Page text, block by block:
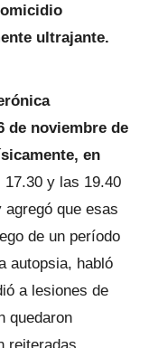
ultrajante.
de noviembre de
en
y las 19.40
que esas
de un período
autopsia, habló
a lesiones de
quedaron